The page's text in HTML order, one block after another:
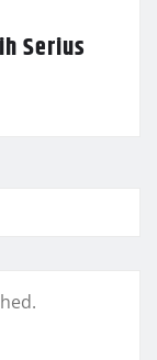
Serius